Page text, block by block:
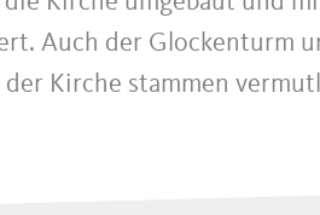
Auch der Glockenturm
Kirche stammen